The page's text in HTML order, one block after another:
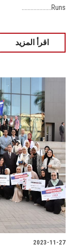
Runs....................
اقرأ المزيد
2023-11-27